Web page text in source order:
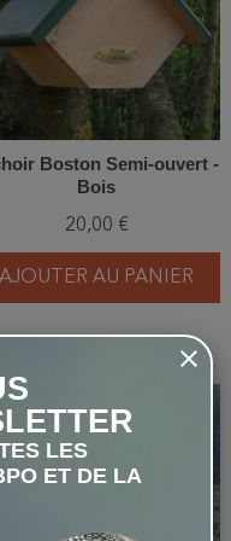
Boston Semi-ouvert -
Bois
20,00 €
AJOUTER AU PANIER
LES
ET DE LA